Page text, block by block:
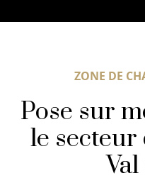
ZONE DE
Pose sur
le secteur